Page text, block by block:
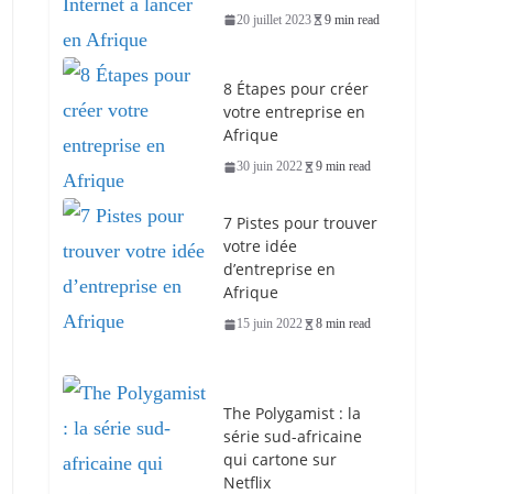
20 juillet 2023 9 min read
8 Étapes pour créer
votre entreprise en
Afrique
30 juin 2022 9 min read
7 Pistes pour trouver
votre idée
d’entreprise en
Afrique
15 juin 2022 8 min read
The Polygamist : la
série sud-africaine
qui cartone sur
Netflix